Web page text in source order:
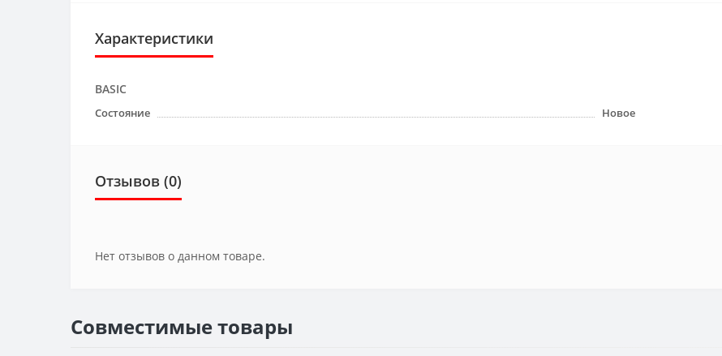
Характеристики
BASIC
Состояние Новое
Отзывов (0)
Нет отзывов о данном товаре.
Совместимые товары